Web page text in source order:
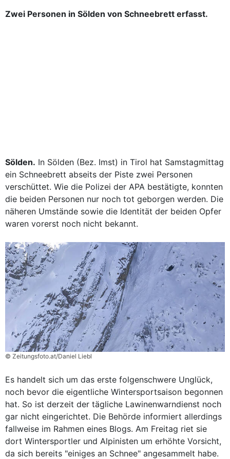
Zwei Personen in Sölden von Schneebrett erfasst.
Sölden. In Sölden (Bez. Imst) in Tirol hat Samstagmittag
ein Schneebrett abseits der Piste zwei Personen
verschüttet. Wie die Polizei der APA bestätigte, konnten
die beiden Personen nur noch tot geborgen werden. Die
näheren Umstände sowie die Identität der beiden Opfer
waren vorerst noch nicht bekannt.
© Zeitungsfoto.at/Daniel Liebl
Es handelt sich um das erste folgenschwere Unglück,
noch bevor die eigentliche Wintersportsaison begonnen
hat. So ist derzeit der tägliche Lawinenwarndienst noch
gar nicht eingerichtet. Die Behörde informiert allerdings
fallweise im Rahmen eines Blogs. Am Freitag riet sie
dort Wintersportler und Alpinisten um erhöhte Vorsicht,
da sich bereits "einiges an Schnee" angesammelt habe.